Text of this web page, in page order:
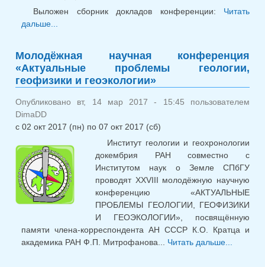
Выложен сборник докладов конференции: Читать
дальше...
метаморфизма в докембрии и фанерозое»
Молодёжная научная конференция
«Актуальные проблемы геологии,
геофизики и геоэкологии»
Опубликовано вт, 14 мар 2017 - 15:45 пользователем
DimaDD
с 02 окт 2017 (пн) по 07 окт 2017 (сб)
Институт геологии и геохронологии
докембрия РАН совместно с
Институтом наук о Земле СПбГУ
проводят XXVIII молодёжную научную
конференцию «АКТУАЛЬНЫЕ
ПРОБЛЕМЫ ГЕОЛОГИИ, ГЕОФИЗИКИ
И ГЕОЭКОЛОГИИ», посвящённую
памяти члена-корреспондента АН СССР К.О. Кратца и
академика РАН Ф.П. Митрофанова... Читать дальше...